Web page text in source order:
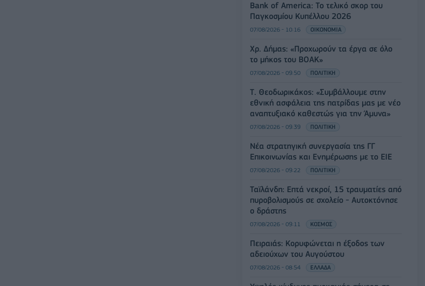
Bank of America: Το τελικό σκορ του
Παγκοσμίου Κυπέλλου 2026
07/08/2026 - 10:16 ΟΙΚΟΝΟΜΙΑ
Χρ. Δήμας: «Προχωρούν τα έργα σε όλο
το μήκος του ΒΟΑΚ»
07/08/2026 - 09:50 ΠΟΛΙΤΙΚΗ
Τ. Θεοδωρικάκος: «Συμβάλλουμε στην
εθνική ασφάλεια της πατρίδας μας με νέο
αναπτυξιακό καθεστώς για την Άμυνα»
07/08/2026 - 09:39 ΠΟΛΙΤΙΚΗ
Νέα στρατηγική συνεργασία της ΓΓ
Επικοινωνίας και Ενημέρωσης με το ΕΙΕ
07/08/2026 - 09:22 ΠΟΛΙΤΙΚΗ
Ταϊλάνδη: Επτά νεκροί, 15 τραυματίες από
πυροβολισμούς σε σχολείο - Αυτοκτόνησε
ο δράστης
07/08/2026 - 09:11 ΚΟΣΜΟΣ
Πειραιάς: Κορυφώνεται η έξοδος των
αδειούχων του Αυγούστου
07/08/2026 - 08:54 ΕΛΛΑΔΑ